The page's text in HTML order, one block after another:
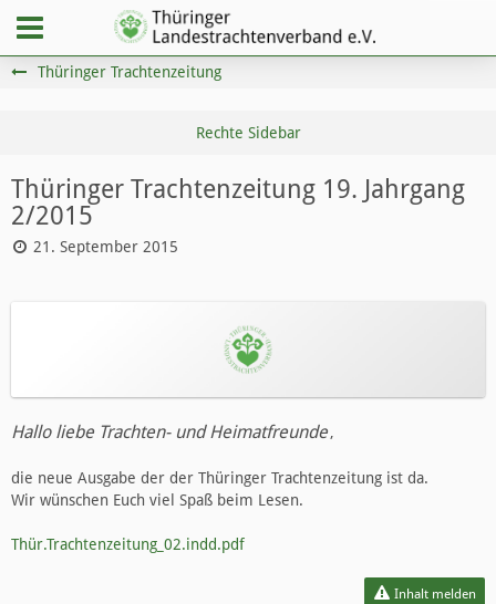
Thüringer Trachtenzeitung
Thüringer Trachtenzeitung 19. Jahrgang
2/2015
21. September 2015
Hallo liebe Trachten- und Heimatfreunde,
die neue Ausgabe der der Thüringer Trachtenzeitung ist da.
Wir wünschen Euch viel Spaß beim Lesen.
Thür.Trachtenzeitung_02.indd.pdf
Inhalt melden